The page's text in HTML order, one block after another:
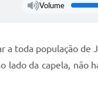
Volume
a toda população de
lado da capela, não